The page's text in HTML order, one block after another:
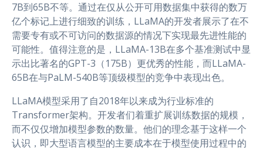
7B到65B不等。通过在仅从公开可用数据集中获得的数万
亿个标记上进行细致的训练，LLaMA的开发者展示了在不
需要专有或不可访问的数据源的情况下实现最先进性能的
可能性。值得注意的是，LLaMA-13B在多个基准测试中显
示出比著名的GPT-3（175B）更优秀的性能，而LLaMA-
65B在与PaLM-540B等顶级模型的竞争中表现出色。
LLaMA模型采用了自2018年以来成为行业标准的
Transformer架构。开发者们着重扩展训练数据的规模，
而不仅仅增加模型参数的数量。他们的理念基于这样一个
认识，即大型语言模型的主要成本在于模型使用过程中的